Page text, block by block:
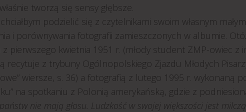
tworzą się sensy głębsze.
podzielić się z czytelnikami swoim własnym
i porównywania fotografii zamieszczonych w albumie.
z pierwszego kwietnia 1951 r. (młody student ZMP-owiec
recytuje z trybuny Ogólnopolskiego Zjazdu Młodych
wiersze, s. 36) a fotografią z lutego 1995 r. wykonaną
na spotkaniu z Polonią amerykańską, gdzie z
nie mają głosu. Ludzkość w swojej większości jest